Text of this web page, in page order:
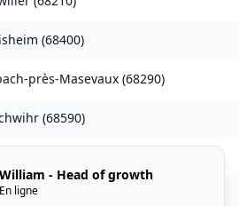
(68400)
près-Masevaux (68290)
(68590)
(68510
William - Head of growth
En ligne